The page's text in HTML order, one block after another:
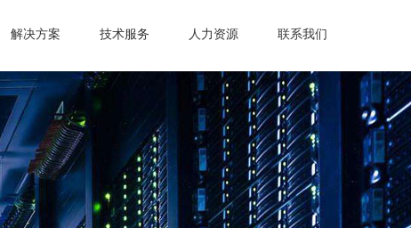
解决方案 技术服务 人力资源 联系我们